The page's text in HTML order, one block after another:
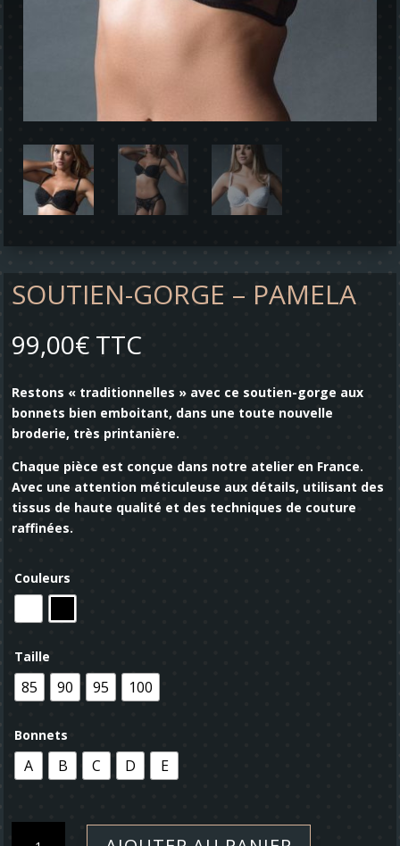
SOUTIEN-GORGE – PAMELA
99,00€ TTC
Restons « traditionnelles » avec ce soutien-gorge aux
bonnets bien emboitant, dans une toute nouvelle
broderie, très printanière.
Chaque pièce est conçue dans notre atelier en France.
Avec une attention méticuleuse aux détails, utilisant des
tissus de haute qualité et des techniques de couture
raffinées.
Couleurs
Taille
85 90 95 100
Bonnets
A B C D E